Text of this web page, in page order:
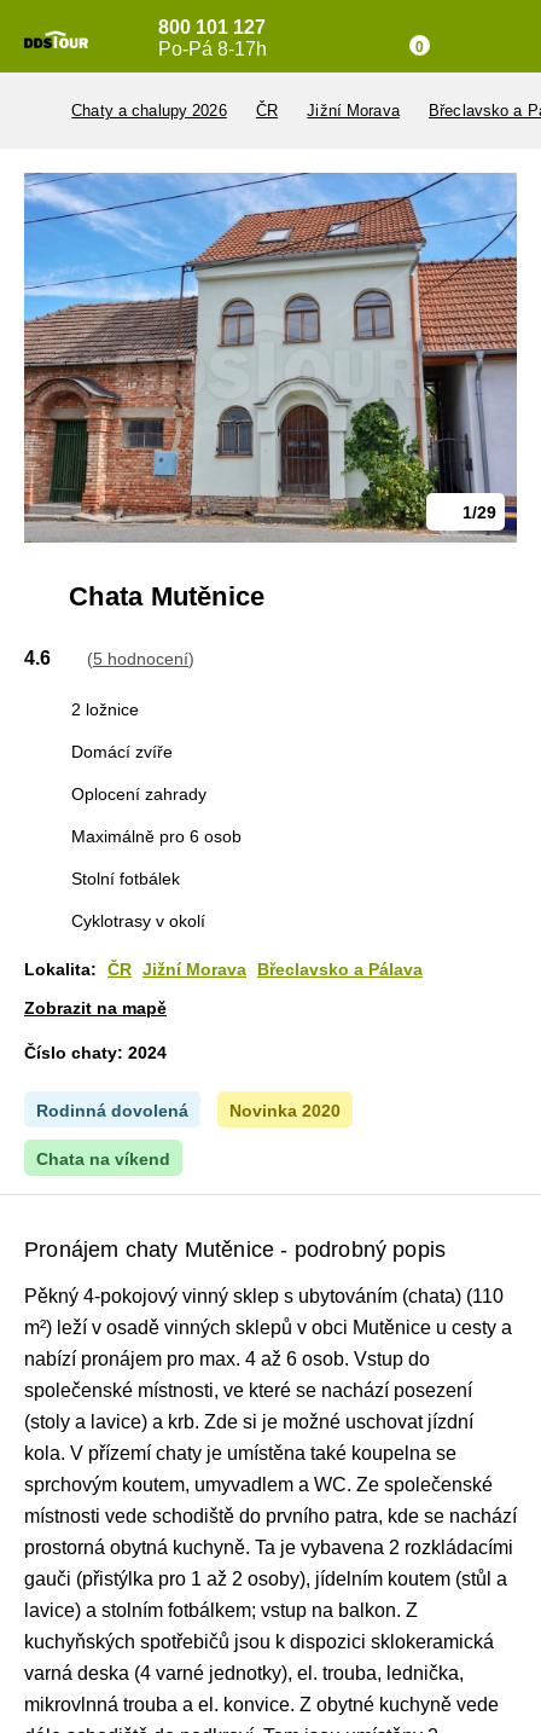
800 101 127
Po-Pá 8-17h
0
Chaty a chalupy 2026 ČR Jižní Morava Břeclavsko a
1/29
Chata Mutěnice
4.6 (5 hodnocení)
2 ložnice
Domácí zvíře
Oplocení zahrady
Maximálně pro 6 osob
Stolní fotbálek
Cyklotrasy v okolí
Lokalita: ČR Jižní Morava
Břeclavsko a Pálava
Zobrazit na mapě
Číslo chaty: 2024
Rodinná dovolená Novinka 2020
Chata na víkend
Pronájem chaty Mutěnice - podrobný popis
Pěkný 4-pokojový vinný sklep s ubytováním (chata) (110
m²) leží v osadě vinných sklepů v obci Mutěnice u cesty a
nabízí pronájem pro max. 4 až 6 osob. Vstup do
společenské místnosti, ve které se nachází posezení
(stoly a lavice) a krb. Zde si je možné uschovat jízdní
kola. V přízemí chaty je umístěna také koupelna se
sprchovým koutem, umyvadlem a WC. Ze společenské
místnosti vede schodiště do prvního patra, kde se nachází
prostorná obytná kuchyně. Ta je vybavena 2 rozkládacími
gauči (přistýlka pro 1 až 2 osoby), jídelním koutem (stůl a
lavice) a stolním fotbálkem; vstup na balkon. Z
kuchyňských spotřebičů jsou k dispozici sklokeramická
varná deska (4 varné jednotky), el. trouba, lednička,
mikrovlnná trouba a el. konvice. Z obytné kuchyně vede